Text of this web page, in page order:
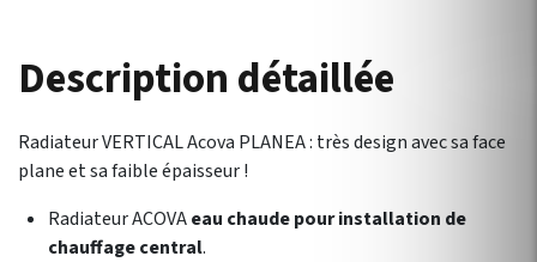
Description détaillée
Radiateur VERTICAL Acova PLANEA : très design avec sa face
plane et sa faible épaisseur !
Radiateur ACOVAeau chaude pour installation de
chauffage central.